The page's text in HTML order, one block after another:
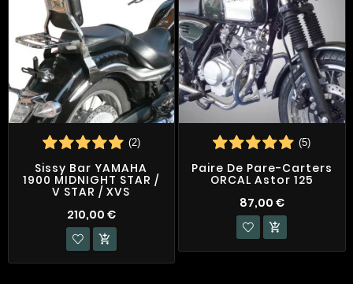
(2)
Sissy Bar YAMAHA
1900 MIDNIGHT STAR /
V STAR / XVS
210,00 €

(5)
Paire De Pare-Carters
ORCAL Astor 125
87,00 €
